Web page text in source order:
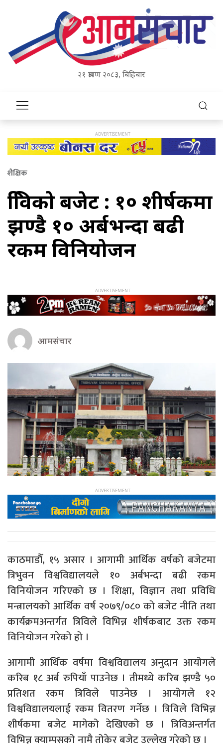
२१ श्रावण २०८३, बिहिबार
शैक्षिक
त्रिविको बजेट : १० शीर्षकमा
झण्डै १० अर्बभन्दा बढी
रकम विनियोजन
आमसंचार
काठमाडौँ, १५ असार । आगामी आर्थिक वर्षको बजेटमा
त्रिभुवन विश्वविद्यालयले १० अर्बभन्दा बढी रकम
विनियोजन गरिएको छ । शिक्षा, विज्ञान तथा प्रविधि
मन्त्रालयको आर्थिक वर्ष २०७९/०८० को बजेट नीति तथा
कार्यक्रमअन्तर्गत त्रिविले विभिन्न शीर्षकबाट उक्त रकम
विनियोजन गरेको हो ।
आगामी आर्थिक वर्षमा विश्वविद्यालय अनुदान आयोगले
करिब १८ अर्ब रुपियाँ पाउनेछ । तीमध्ये करिब झण्डै ५०
प्रतिशत रकम त्रिविले पाउनेछ । आयोगले १२
विश्वविद्यालयलाई रकम वितरण गर्नेछ । त्रिविले विभिन्न
शीर्षकमा बजेट मागेको देखिएको छ । त्रिविअन्तर्गत
विभिन्न क्याम्पसको नामै तोकेर बजेट उल्लेख गरेको छ ।